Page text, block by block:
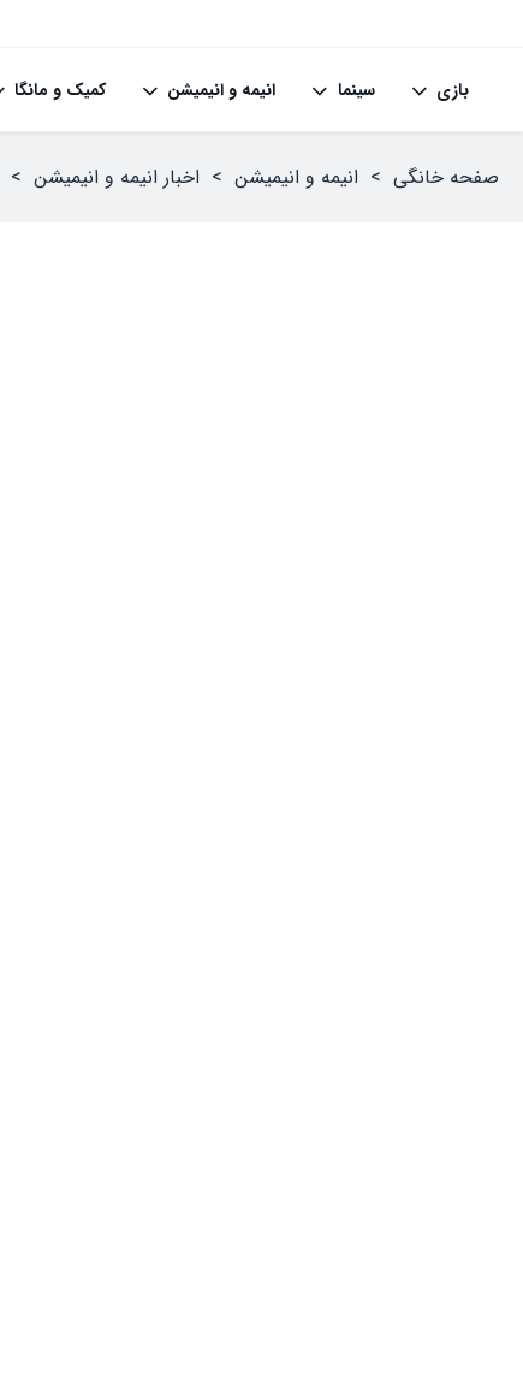
بازی سینما انیمه و انیمیشن کمیک و مانگا
صفحه خانگی > انیمه و انیمیشن > اخبار انیمه و انیمیشن >